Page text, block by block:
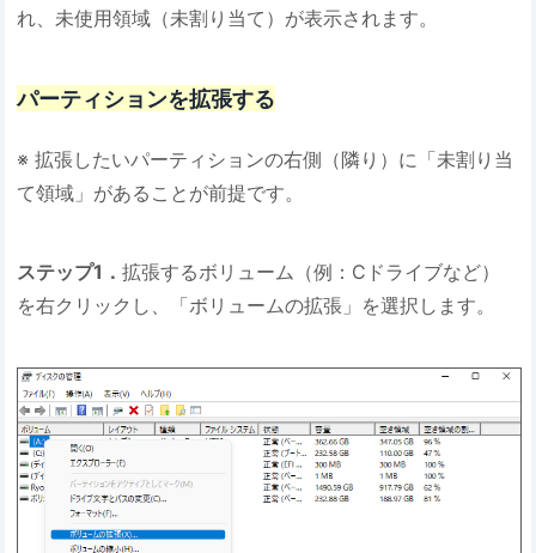
れ、未使用領域（未割り当て）が表示されます。
パーティションを拡張する
※ 拡張したいパーティションの右側（隣り）に「未割り当
て領域」があることが前提です。
ステップ1．拡張するボリューム（例：Cドライブなど）
を右クリックし、「ボリュームの拡張」を選択します。